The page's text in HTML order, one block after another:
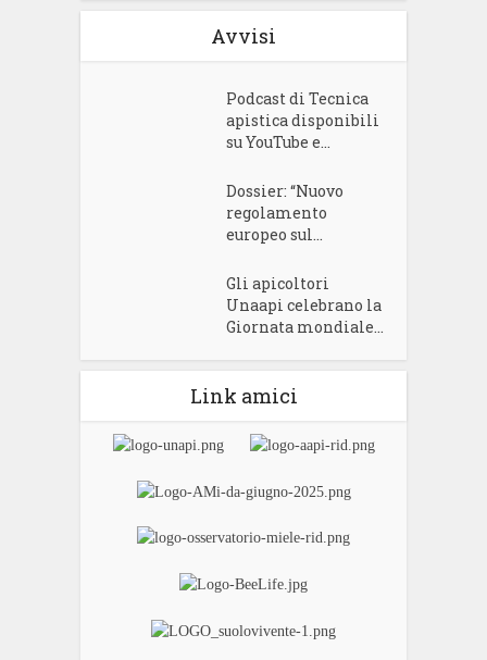
Avvisi
Podcast di Tecnica
apistica disponibili
su YouTube e...
Dossier: “Nuovo
regolamento
europeo sul...
Gli apicoltori
Unaapi celebrano la
Giornata mondiale...
Link amici